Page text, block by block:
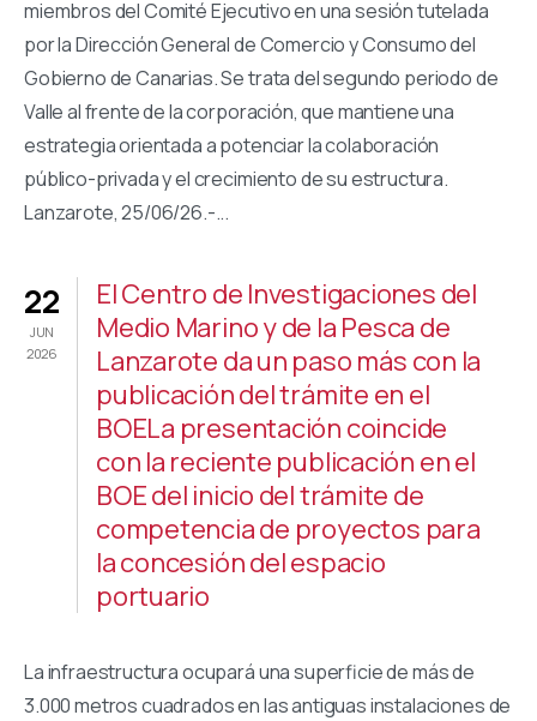
miembros del Comité Ejecutivo en una sesión tutelada
por la Dirección General de Comercio y Consumo del
Gobierno de Canarias. Se trata del segundo periodo de
Valle al frente de la corporación, que mantiene una
estrategia orientada a potenciar la colaboración
público-privada y el crecimiento de su estructura.
Lanzarote, 25/06/26.-...
22
JUN
2026
El Centro de Investigaciones del
Medio Marino y de la Pesca de
Lanzarote da un paso más con la
publicación del trámite en el
BOELa presentación coincide
con la reciente publicación en el
BOE del inicio del trámite de
competencia de proyectos para
la concesión del espacio
portuario
La infraestructura ocupará una superficie de más de
3.000 metros cuadrados en las antiguas instalaciones de